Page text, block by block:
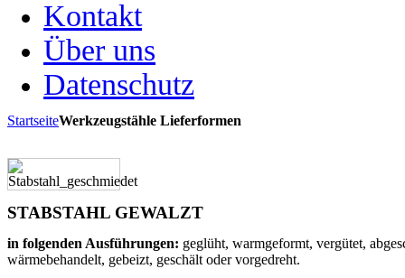
Kontakt
Über uns
Datenschutz
StartseiteWerkzeugstähle Lieferformen
STABSTAHL GEWALZT
in folgenden Ausführungen: geglüht, warmgeformt, vergütet,
wärmebehandelt, gebeizt, geschält oder vorgedreht.